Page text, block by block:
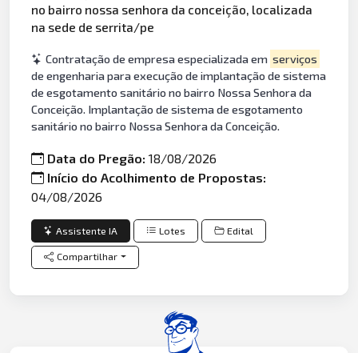
no bairro nossa senhora da conceição, localizada
na sede de serrita/pe
Contratação de empresa especializada em serviços
de engenharia para execução de implantação de sistema
de esgotamento sanitário no bairro Nossa Senhora da
Conceição. Implantação de sistema de esgotamento
sanitário no bairro Nossa Senhora da Conceição.
Data do Pregão:18/08/2026
Início do Acolhimento de Propostas:
04/08/2026
Assistente IA Lotes Edital
Compartilhar